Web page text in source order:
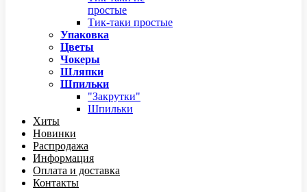
простые
Тик-таки простые
Упаковка
Цветы
Чокеры
Шляпки
Шпильки
"Закрутки"
Шпильки
Хиты
Новинки
Распродажа
Информация
Оплата и доставка
Контакты